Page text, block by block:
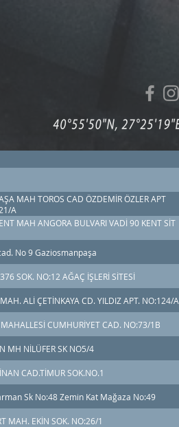
MAH TOROS CAD ÖZDEMİR ÖZLER APT
A
MAH ANGORA BULVARI VADİ 90 KENT SİT
No 9 Gaziosmanpaşa
SOK. NO:12 AĞAÇ İŞLERİ SİTESİ
ALİ ÇETİNKAYA CD. YILDIZ APT. NO:124/A
CUMHURİYET CAD. NO:73/1B
MH NİLÜFER SK NO5/4
CAD.TİMUR SOK.NO.1
Sk No:48 Zemin Kat Mağaza No:49
MAH. EKİN SOK. NO:26/1